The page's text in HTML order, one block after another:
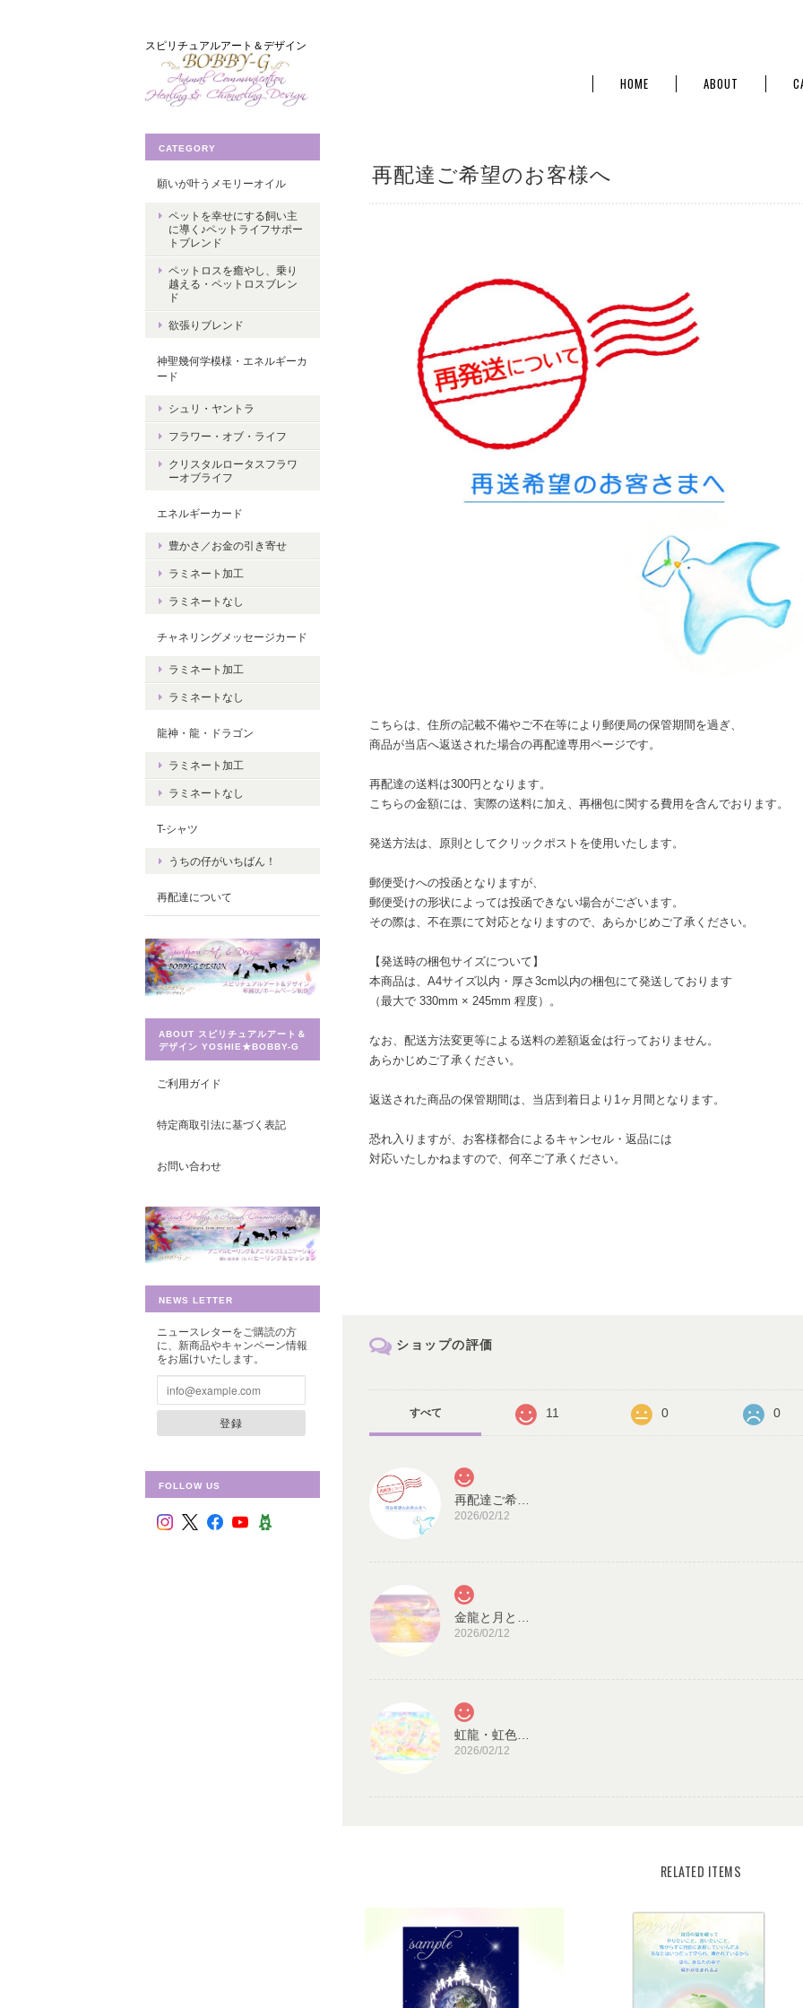
スピリチュアルアート＆デザイン
HOME ABOUT
再配達ご希望のお客様へ
こちらは、住所の記載不備やご不在等により郵便局の保管期間を過ぎ、
商品が当店へ返送された場合の再配達専用ページです。
再配達の送料は300円となります。
こちらの金額には、実際の送料に加え、再梱包に関する費用を含んでおります。
発送方法は、原則としてクリックポストを使用いたします。
郵便受けへの投函となりますが、
郵便受けの形状によっては投函できない場合がございます。
その際は、不在票にて対応となりますので、あらかじめご了承ください。
【発送時の梱包サイズについて】
本商品は、A4サイズ以内・厚さ3cm以内の梱包にて発送しております
（最大で 330mm × 245mm 程度）。
なお、配送方法変更等による送料の差額返金は行っておりません。
あらかじめご了承ください。
返送された商品の保管期間は、当店到着日より1ヶ月間となります。
恐れ入りますが、お客様都合によるキャンセル・返品には
対応いたしかねますので、何卒ご了承ください。
ショップの評価
すべて 11 0 0
2026/02/12
2026/02/12
2026/02/12
この度はご購入いただき、誠にありがと
うで嬉しいです。とても励みになります
がとうございました。
RELATED ITEMS
CATEGORY
願いが叶うメモリーオイル
ペットを幸せにする飼い主
に導く♪ペットライフサポー
トブレンド
ペットロスを癒やし、乗り
越える・ペットロスブレン
ド
欲張りブレンド
神聖幾何学模様・エネルギーカ
ード
シュリ・ヤントラ
フラワー・オブ・ライフ
クリスタルロータスフラワ
ーオブライフ
エネルギーカード
豊かさ／お金の引き寄せ
ラミネート加工
ラミネートなし
チャネリングメッセージカード
ラミネート加工
ラミネートなし
龍神・龍・ドラゴン
ラミネート加工
ラミネートなし
T-シャツ
うちの仔がいちばん！
再配達について
ABOUT スピリチュアルアート＆
デザイン YOSHIE★BOBBY-G
ご利用ガイド
特定商取引法に基づく表記
お問い合わせ
NEWS LETTER
ニュースレターをご購読の方
に、新商品やキャンペーン情報
をお届けいたします。
登録
FOLLOW US